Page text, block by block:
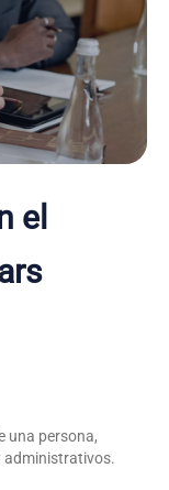
el
una persona,
administrativos.